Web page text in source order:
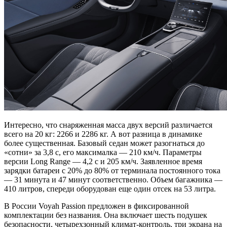
Интересно, что снаряженная масса двух версий различается
всего на 20 кг: 2266 и 2286 кг. А вот разница в динамике
более существенная. Базовый седан может разогнаться до
«сотни» за 3,8 с, его максималка — 210 км/ч. Параметры
версии Long Range — 4,2 с и 205 км/ч. Заявленное время
зарядки батареи с 20% до 80% от терминала постоянного тока
— 31 минута и 47 минут соответственно. Объем багажника —
410 литров, спереди оборудован еще один отсек на 53 литра.
В России Voyah Passion предложен в фиксированной
комплектации без названия. Она включает шесть подушек
безопасности, четырехзонный климат-контроль, три экрана на